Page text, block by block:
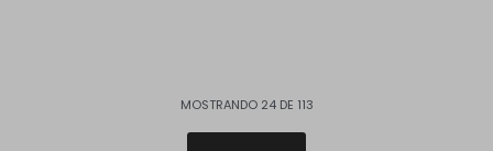
MOSTRANDO 24DE 113